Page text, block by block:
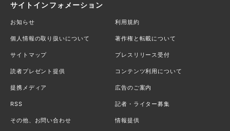
サイトインフォメーション
お知らせ 利用規約
個人情報の取り扱いについて 著作権と転載について
サイトマップ プレスリリース受付
読者プレゼント提供 コンテンツ利用について
提携メディア 広告のご案内
RSS 記者・ライター募集
その他、お問い合わせ 情報提供